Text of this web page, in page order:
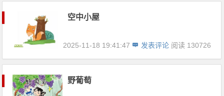
空中小屋
2025-11-18 19:41:47 发表评论 阅读 130726
野葡萄